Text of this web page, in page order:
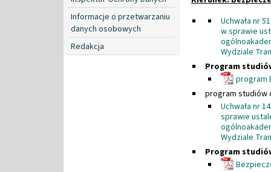
Informacje o przetwarzaniu
danych osobowych
Redakcja
Uchwała nr
w sprawie
Wydziale
Program
program
program studiów
Uchwała nr
sprawie
Wydziale
Program